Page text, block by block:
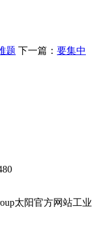
题 下一篇： 要集中
太阳官方网站工业